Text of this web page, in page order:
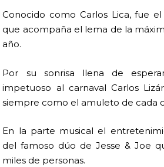
Conocido como Carlos Lica, fue
que acompaña el lema de la
año.
Por su sonrisa llena de
impetuoso al carnaval Carlos
siempre como el amuleto de cada
En la parte musical el
del famoso dúo de Jesse & Joe
miles de personas.